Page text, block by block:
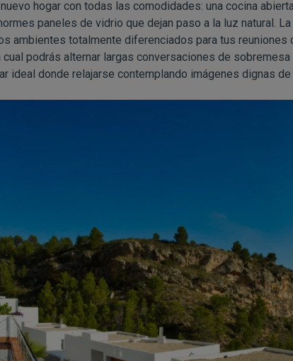
hogar con todas las comodidades: una cocina
paneles de vidrio que dejan paso a la luz natural.
ambientes totalmente diferenciados para tus reuniones
podrás alternar largas conversaciones de
ideal donde relajarse contemplando imágenes dignas de